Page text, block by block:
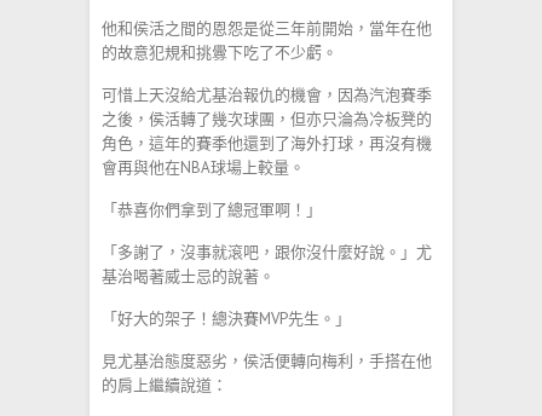
他和侯活之間的恩怨是從三年前開始，當年在他
的故意犯規和挑釁下吃了不少虧。
可惜上天沒給尤基治報仇的機會，因為汽泡賽季
之後，侯活轉了幾次球團，但亦只淪為冷板凳的
角色，這年的賽季他還到了海外打球，再沒有機
會再與他在NBA球場上較量。
「恭喜你們拿到了總冠軍啊！」
「多謝了，沒事就滾吧，跟你沒什麼好說。」尤
基治喝著威士忌的說著。
「好大的架子！總決賽MVP先生。」
見尤基治態度惡劣，侯活便轉向梅利，手搭在他
的肩上繼續說道：